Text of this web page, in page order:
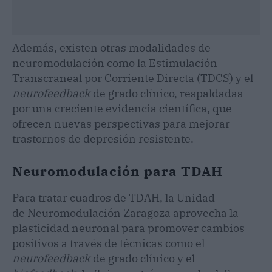
Además, existen otras modalidades de
neuromodulación como la Estimulación
Transcraneal por Corriente Directa (TDCS) y el
neurofeedbackde grado clínico, respaldadas
por una creciente evidencia científica, que
ofrecen nuevas perspectivas para mejorar
trastornos de depresión resistente.
Neuromodulación para TDAH
Para tratar cuadros de TDAH, la Unidad
de Neuromodulación Zaragoza aprovecha la
plasticidad neuronal para promover cambios
positivos a través de técnicas como el
neurofeedbackde grado clínico y el